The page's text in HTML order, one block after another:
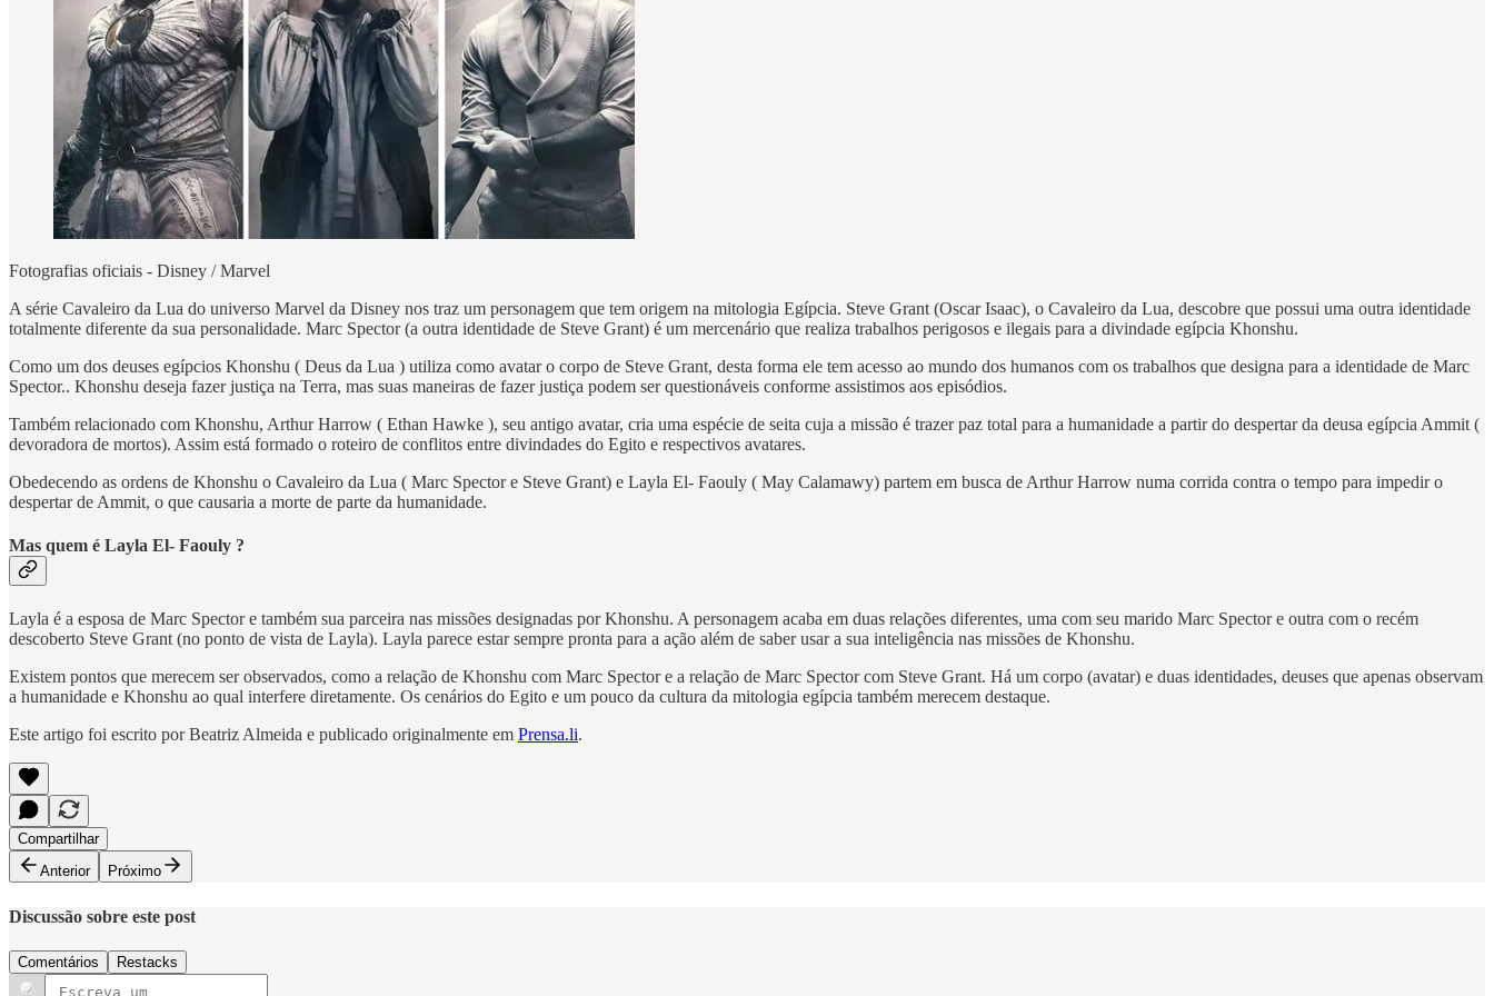
Fotografias oficiais - Disney / Marvel
A série Cavaleiro da Lua do universo Marvel da Disney nos traz um personagem que tem origem na mitologia Egípcia. Steve Grant (Oscar Isaac), o Cavaleiro da Lua, descobre que possui uma outra identidade
totalmente diferente da sua personalidade. Marc Spector (a outra identidade de Steve Grant) é um mercenário que realiza trabalhos perigosos e ilegais para a divindade egípcia Khonshu.
Como um dos deuses egípcios Khonshu ( Deus da Lua ) utiliza como avatar o corpo de Steve Grant, desta forma ele tem acesso ao mundo dos humanos com os trabalhos que designa para a identidade de Marc
Spector.. Khonshu deseja fazer justiça na Terra, mas suas maneiras de fazer justiça podem ser questionáveis conforme assistimos aos episódios.
Também relacionado com Khonshu, Arthur Harrow ( Ethan Hawke ), seu antigo avatar, cria uma espécie de seita cuja a missão é trazer paz total para a humanidade a partir do despertar da deusa egípcia Ammit (
devoradora de mortos). Assim está formado o roteiro de conflitos entre divindades do Egito e respectivos avatares.
Obedecendo as ordens de Khonshu o Cavaleiro da Lua ( Marc Spector e Steve Grant) e Layla El- Faouly ( May Calamawy) partem em busca de Arthur Harrow numa corrida contra o tempo para impedir o
despertar de Ammit, o que causaria a morte de parte da humanidade.
Mas quem é Layla El- Faouly ?
Layla é a esposa de Marc Spector e também sua parceira nas missões designadas por Khonshu. A personagem acaba em duas relações diferentes, uma com seu marido Marc Spector e outra com o recém
descoberto Steve Grant (no ponto de vista de Layla). Layla parece estar sempre pronta para a ação além de saber usar a sua inteligência nas missões de Khonshu.
Existem pontos que merecem ser observados, como a relação de Khonshu com Marc Spector e a relação de Marc Spector com Steve Grant. Há um corpo (avatar) e duas identidades, deuses que apenas observam
a humanidade e Khonshu ao qual interfere diretamente. Os cenários do Egito e um pouco da cultura da mitologia egípcia também merecem destaque.
Este artigo foi escrito por Beatriz Almeida e publicado originalmente em Prensa.li.
Compartilhar
Anterior
Próximo
Discussão sobre este post
Comentários Restacks